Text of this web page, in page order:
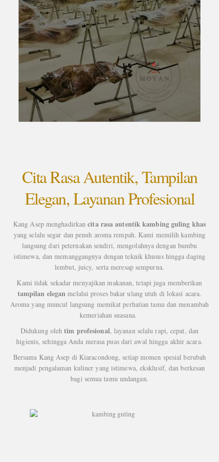
Cita Rasa Autentik, Tampilan
Elegan, Layanan Profesional
Kang Asep menghadirkancita rasa autentik kambing guling khas
yang selalu segar dan penuh aroma rempah. Kami memilih kambing
langsung dari peternakan sendiri, mengolahnya dengan bumbu
istimewa, dan memanggangnya dengan teknik khusus hingga daging
lembut, juicy, serta meresap sempurna.
Kami tidak sekadar menyajikan makanan, tetapi juga memberikan
tampilan elegan melalui proses bakar ulang utuh di lokasi acara.
Aroma yang muncul langsung memikat perhatian tamu dan menambah
kemeriahan suasana.
Didukung olehtim profesional, layanan selalu rapi, cepat, dan
higienis, sehingga Anda merasa puas dari awal hingga akhir acara.
Bersama Kang Asep di Kiaracondong, setiap momen spesial berubah
menjadi pengalaman kuliner yang istimewa, eksklusif, dan berkesan
bagi semua tamu undangan.